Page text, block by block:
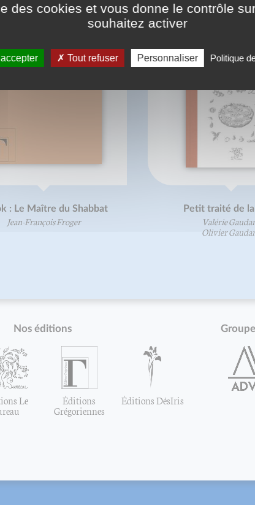
: Le Maître du Shabbat
Jean-François Froger
Petit traité de la
Valérie
Olivier
Nos éditions
Le Éditions
Grégoriennes
Éditions DésIris
des cookies et vous donne le contrôle
souhaitez activer
Tout refuser Personnaliser Politique